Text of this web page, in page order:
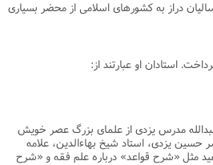
دراز به کشورهاى اسلامى از محضر بسیارى
استادان او عبارتند از:
مدرس یزدى از علماى بزرگ عصر خویش
حسین یزدى، استاد شیخ بهاءالدین، علامه
مثل «شرح قواعد» درباره علم فقه و «شرح